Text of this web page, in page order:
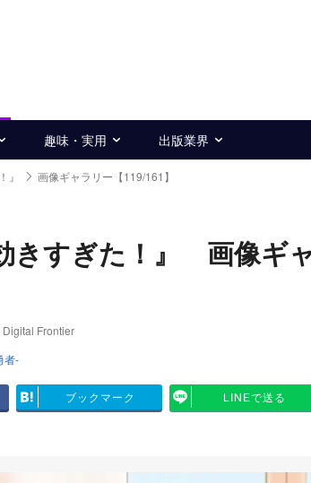
趣味・実用 出版業界
』 画像ギャラリー【119/161】
きすぎた！』 画像ギ
Digital Frontier
者-
ブックマーク LINEで送る